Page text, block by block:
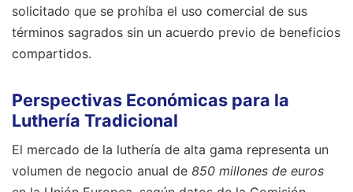
solicitado que se prohíba el uso comercial de sus
términos sagrados sin un acuerdo previo de beneficios
compartidos.
Perspectivas Económicas para la
Luthería Tradicional
El mercado de la luthería de alta gama representa un
volumen de negocio anual de 850 millones de euros